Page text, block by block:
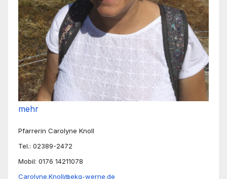
mehr
Pfarrerin Carolyne Knoll
Tel.: 02389-2472
Mobil: 0176 14211078
Carolyne.Knoll@ekg-werne.de